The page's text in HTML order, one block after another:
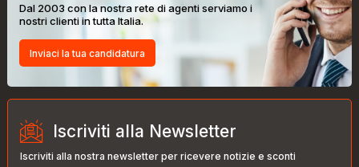
Dal 2003 con la nostra rete di agenti serviamo i
nostri clienti in tutta Italia.
Inviaci la tua candidatura
Iscriviti alla Newsletter
Iscriviti alla nostra newsletter per ricevere notizie e sconti